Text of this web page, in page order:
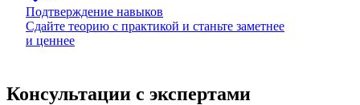
Подтверждение навыков
Сдайте теорию с практикой и станьте заметнее
и ценнее
Консультации с экспертами